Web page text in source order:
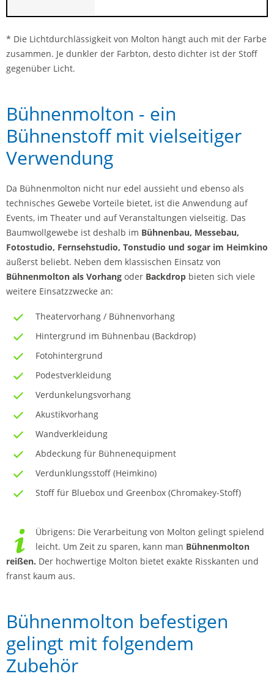
* Die Lichtdurchlässigkeit von Molton hängt auch mit der Farbe
zusammen. Je dunkler der Farbton, desto dichter ist der Stoff
gegenüber Licht.
Bühnenmolton - ein
Bühnenstoff mit vielseitiger
Verwendung
Da Bühnenmolton nicht nur edel aussieht und ebenso als
technisches Gewebe Vorteile bietet, ist die Anwendung auf
Events, im Theater und auf Veranstaltungen vielseitig. Das
Baumwollgewebe ist deshalb im Bühnenbau, Messebau,
Fotostudio, Fernsehstudio, Tonstudio und sogar im Heimkino
äußerst beliebt. Neben dem klassischen Einsatz von
Bühnenmolton als Vorhang oder Backdrop bieten sich viele
weitere Einsatzzwecke an:
Theatervorhang / Bühnenvorhang
Hintergrund im Bühnenbau (Backdrop)
Fotohintergrund
Podestverkleidung
Verdunkelungsvorhang
Akustikvorhang
Wandverkleidung
Abdeckung für Bühnenequipment
Verdunklungsstoff (Heimkino)
Stoff für Bluebox und Greenbox (Chromakey-Stoff)
Übrigens: Die Verarbeitung von Molton gelingt spielend
leicht. Um Zeit zu sparen, kann man Bühnenmolton
reißen. Der hochwertige Molton bietet exakte Risskanten und
franst kaum aus.
Bühnenmolton befestigen
gelingt mit folgendem
Zubehör